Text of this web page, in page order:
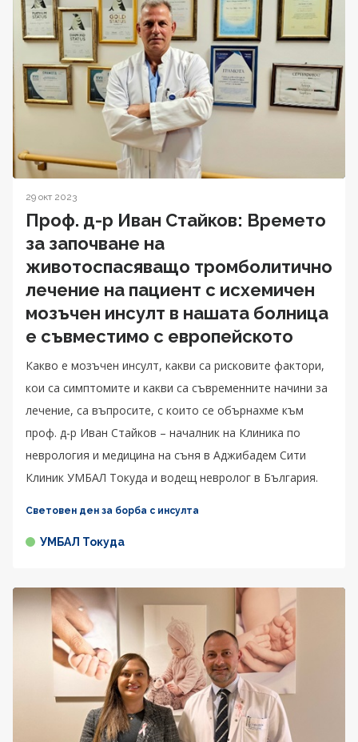
29 окт 2023
Проф. д-р Иван Стайков: Времето
за започване на
животоспасяващо тромболитично
лечение на пациент с исхемичен
мозъчен инсулт в нашата болница
е съвместимо с европейското
Какво е мозъчен инсулт, какви са рисковите фактори,
кои са симптомите и какви са съвременните начини за
лечение, са въпросите, с които се обърнахме към
проф. д-р Иван Стайков – началник на Клиника по
неврология и медицина на съня в Аджибадем Сити
Клиник УМБАЛ Токуда и водещ невролог в България.
Световен ден за борба с инсулта
УМБАЛ Токуда